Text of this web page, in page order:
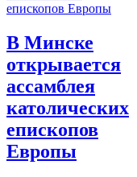
В Минске
открывается
ассамблея
католических
епископов
Европы